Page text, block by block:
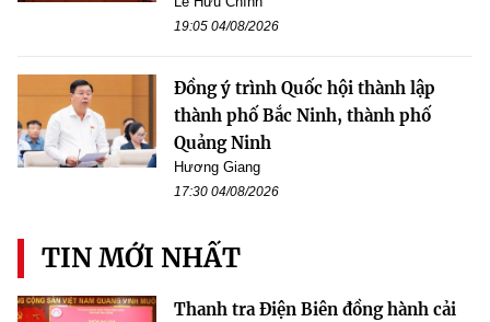
19:05 04/08/2026
Đồng ý trình Quốc hội thành lập
thành phố Bắc Ninh, thành phố
Quảng Ninh
Hương Giang
17:30 04/08/2026
TIN MỚI NHẤT
Thanh tra Điện Biên đồng hành cải